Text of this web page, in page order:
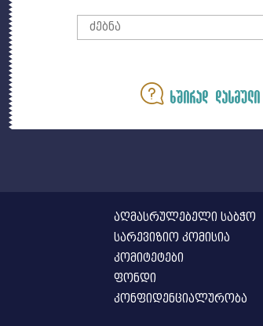
ხშირად
აღმასრულებელი საბჭო
სარევიზიო კომისია
კომიტეტები
ფონდი
კონფიდენციალურობა